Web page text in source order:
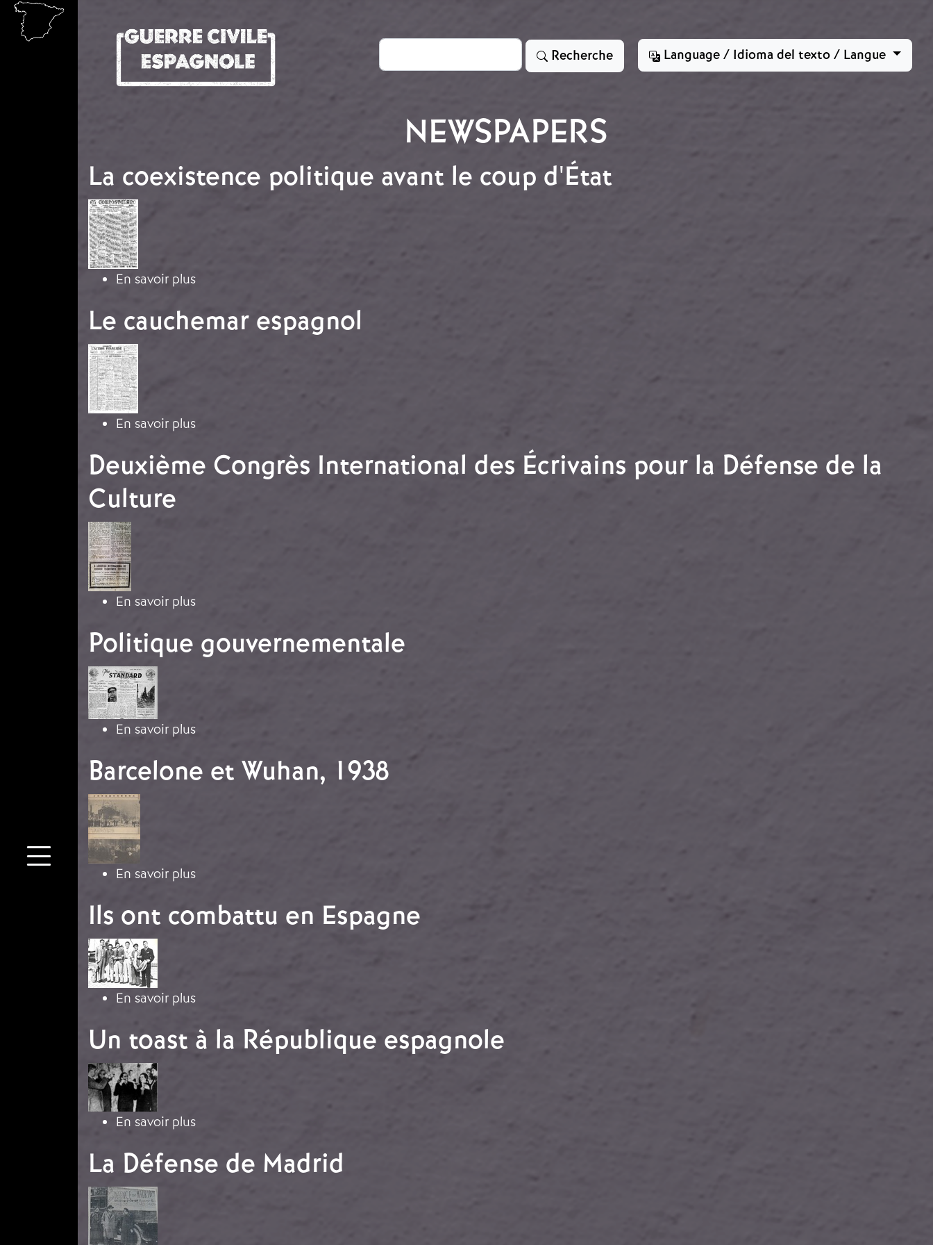
Aller au contenu principal
Rechercher Recherche Language / Idioma del texto / Langue
NEWSPAPERS
La coexistence politique avant le coup d'État
Image
En savoir plussur La coexistence politique avant le coup d'État
Le cauchemar espagnol
Image
En savoir plussur Le cauchemar espagnol
Deuxième Congrès International des Écrivains pour la Défense de la
Culture
Image
En savoir plussur Deuxième Congrès International des Écrivains pour la Défense de la Culture
Politique gouvernementale
Image
En savoir plussur Politique gouvernementale
Barcelone et Wuhan, 1938
Image
En savoir plussur Barcelone et Wuhan, 1938
Ils ont combattu en Espagne
Image
En savoir plussur Ils ont combattu en Espagne
Un toast à la République espagnole
Image
En savoir plussur Un toast à la République espagnole
La Défense de Madrid
Image